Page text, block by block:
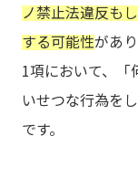
ノ禁止法違反も
する可能性があ
1項において、「
いせつな行為を
です。